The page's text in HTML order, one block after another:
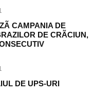
CAMPANIA DE
DE CRÃCIUN,
DE UPS-URI